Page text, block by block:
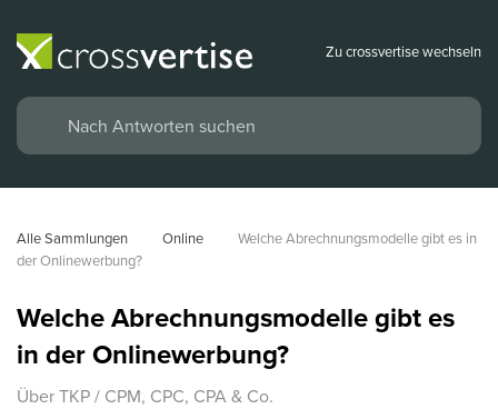
Zu crossvertise wechseln
Alle Sammlungen Online
Welche Abrechnungsmodelle gibt es in
der Onlinewerbung?
Welche Abrechnungsmodelle gibt es
in der Onlinewerbung?
Über TKP / CPM, CPC, CPA & Co.